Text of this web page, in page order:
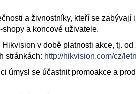
a živnostníky, kteří se
shopy a koncové uživatele.
v době platnosti akce, tj.
stránkách: http://hikvision.com/cz/
úmysl se účastnit promoakce a